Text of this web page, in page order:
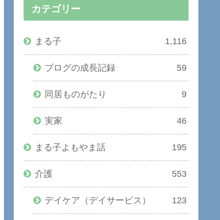
カテゴリー
まる子 1,116
ブログの成長記録 59
同居ものがたり 9
実家 46
まる子よもやま話 195
介護 553
デイケア（デイサービス） 123